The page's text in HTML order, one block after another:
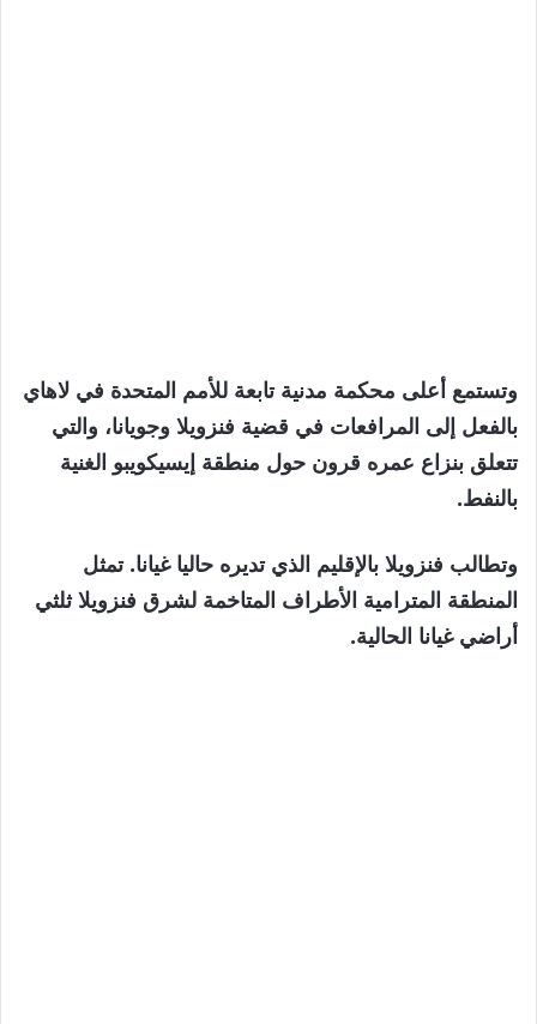
وتستمع أعلى محكمة مدنية تابعة للأمم المتحدة في لاهاي
بالفعل إلى المرافعات في قضية فنزويلا وجويانا، والتي
تتعلق بنزاع عمره قرون حول منطقة إيسيكويبو الغنية
بالنفط.
وتطالب فنزويلا بالإقليم الذي تديره حاليا غيانا. تمثل
المنطقة المترامية الأطراف المتاخمة لشرق فنزويلا ثلثي
أراضي غيانا الحالية.